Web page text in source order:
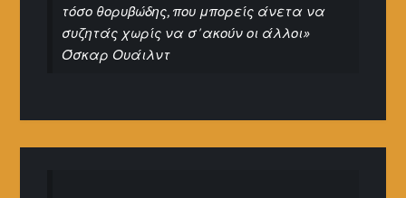
τόσο θορυβώδης, που μπορείς άνετα να
συζητάς χωρίς να σ' ακούν οι άλλοι»
Όσκαρ Ουάιλντ